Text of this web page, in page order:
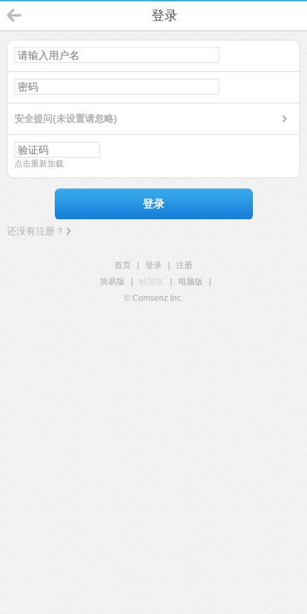
登录
安全提问(未设置请忽略)
点击重新加载
登录
还没有注册？
首页 登录
注册
简易版
触屏版 电脑版
© Comsenz Inc.